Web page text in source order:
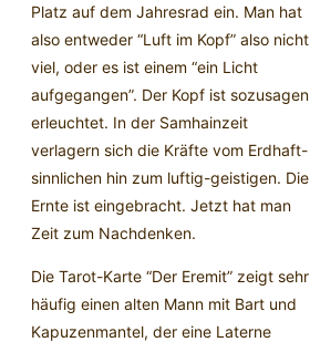
Platz auf dem Jahresrad ein. Man hat
also entweder “Luft im Kopf” also nicht
viel, oder es ist einem “ein Licht
aufgegangen”. Der Kopf ist sozusagen
erleuchtet. In der Samhainzeit
verlagern sich die Kräfte vom Erdhaft-
sinnlichen hin zum luftig-geistigen. Die
Ernte ist eingebracht. Jetzt hat man
Zeit zum Nachdenken.
Die Tarot-Karte “Der Eremit” zeigt sehr
häufig einen alten Mann mit Bart und
Kapuzenmantel, der eine Laterne